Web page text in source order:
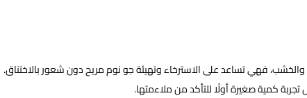
والخشب، فهي تساعد على الاسترخاء وتهيئة جو نوم مريح دون شعور بالاختناق.
كمية صغيرة أولًا للتأكد من ملاءمتها.